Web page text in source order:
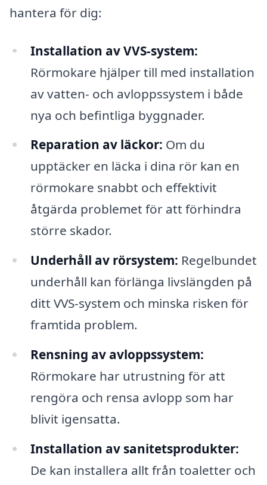
hantera för dig:
Installation av VVS-system:
Rörmokare hjälper till med installation
av vatten- och avloppssystem i både
nya och befintliga byggnader.
Reparation av läckor: Om du
upptäcker en läcka i dina rör kan en
rörmokare snabbt och effektivit
åtgärda problemet för att förhindra
större skador.
Underhåll av rörsystem: Regelbundet
underhåll kan förlänga livslängden på
ditt VVS-system och minska risken för
framtida problem.
Rensning av avloppssystem:
Rörmokare har utrustning för att
rengöra och rensa avlopp som har
blivit igensatta.
Installation av sanitetsprodukter:
De kan installera allt från toaletter och